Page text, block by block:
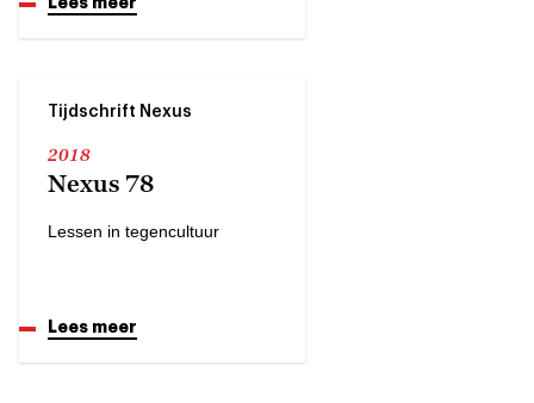
Tijdschrift Nexus
2018
Nexus 78
Lessen in tegencultuur
Lees meer